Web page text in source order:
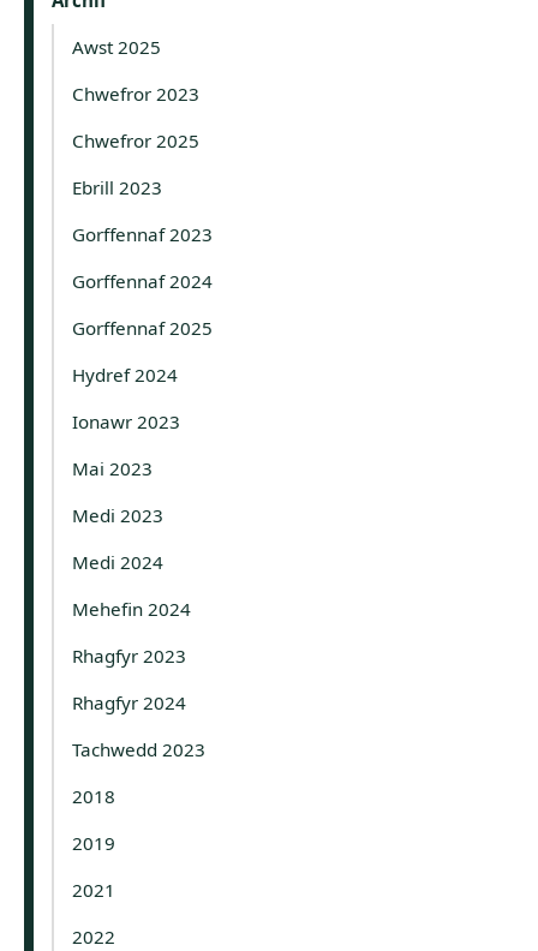
Awst 2025
Chwefror 2023
Chwefror 2025
Ebrill 2023
Gorffennaf 2023
Gorffennaf 2024
Gorffennaf 2025
Hydref 2024
Ionawr 2023
Mai 2023
Medi 2023
Medi 2024
Mehefin 2024
Rhagfyr 2023
Rhagfyr 2024
Tachwedd 2023
2018
2019
2021
2022